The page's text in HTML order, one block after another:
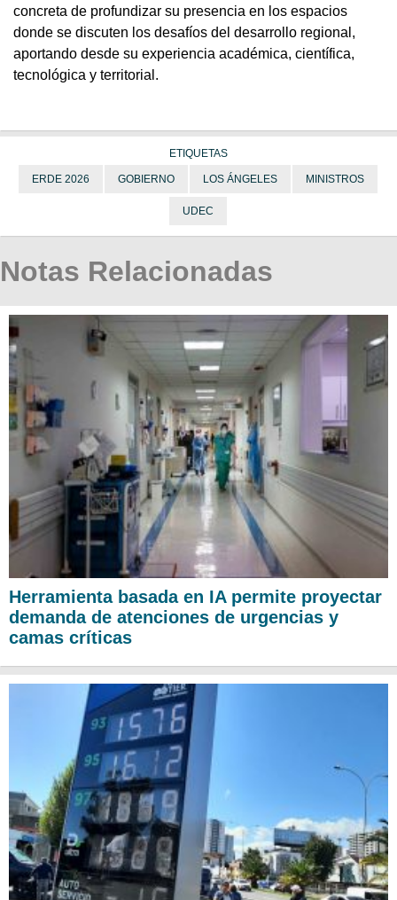
concreta de profundizar su presencia en los espacios
donde se discuten los desafíos del desarrollo regional,
aportando desde su experiencia académica, científica,
tecnológica y territorial.
ETIQUETAS
ERDE 2026 GOBIERNO LOS ÁNGELES MINISTROS
UDEC
Notas Relacionadas
Herramienta basada en IA permite proyectar
demanda de atenciones de urgencias y
camas críticas